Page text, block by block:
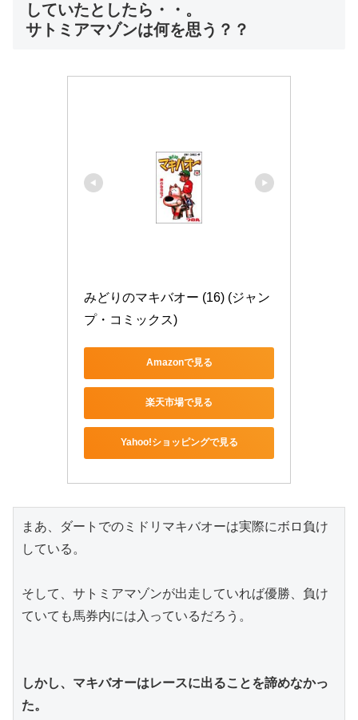
していたとしたら・・。
サトミアマゾンは何を思う？？
みどりのマキバオー (16) (ジャン
プ・コミックス)
Amazonで見る
楽天市場で見る
Yahoo!ショッピングで見る
まあ、ダートでのミドリマキバオーは実際にボロ負け
している。
そして、サトミアマゾンが出走していれば優勝、負け
ていても馬券内には入っているだろう。
しかし、マキバオーはレースに出ることを諦めなかっ
た。